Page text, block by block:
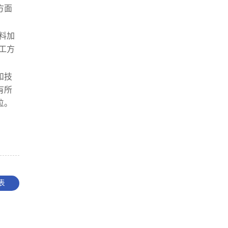
面
加
方
技
所